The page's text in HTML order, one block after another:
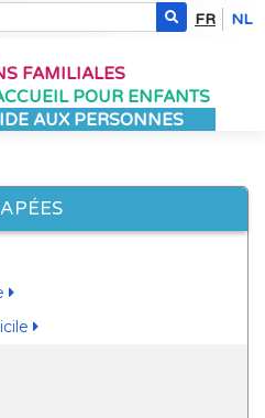
FR NL
FAMILIALES
POUR ENFANTS
AUX PERSONNES